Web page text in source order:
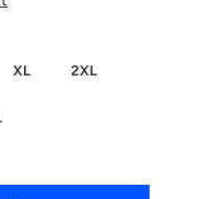
XL 2XL